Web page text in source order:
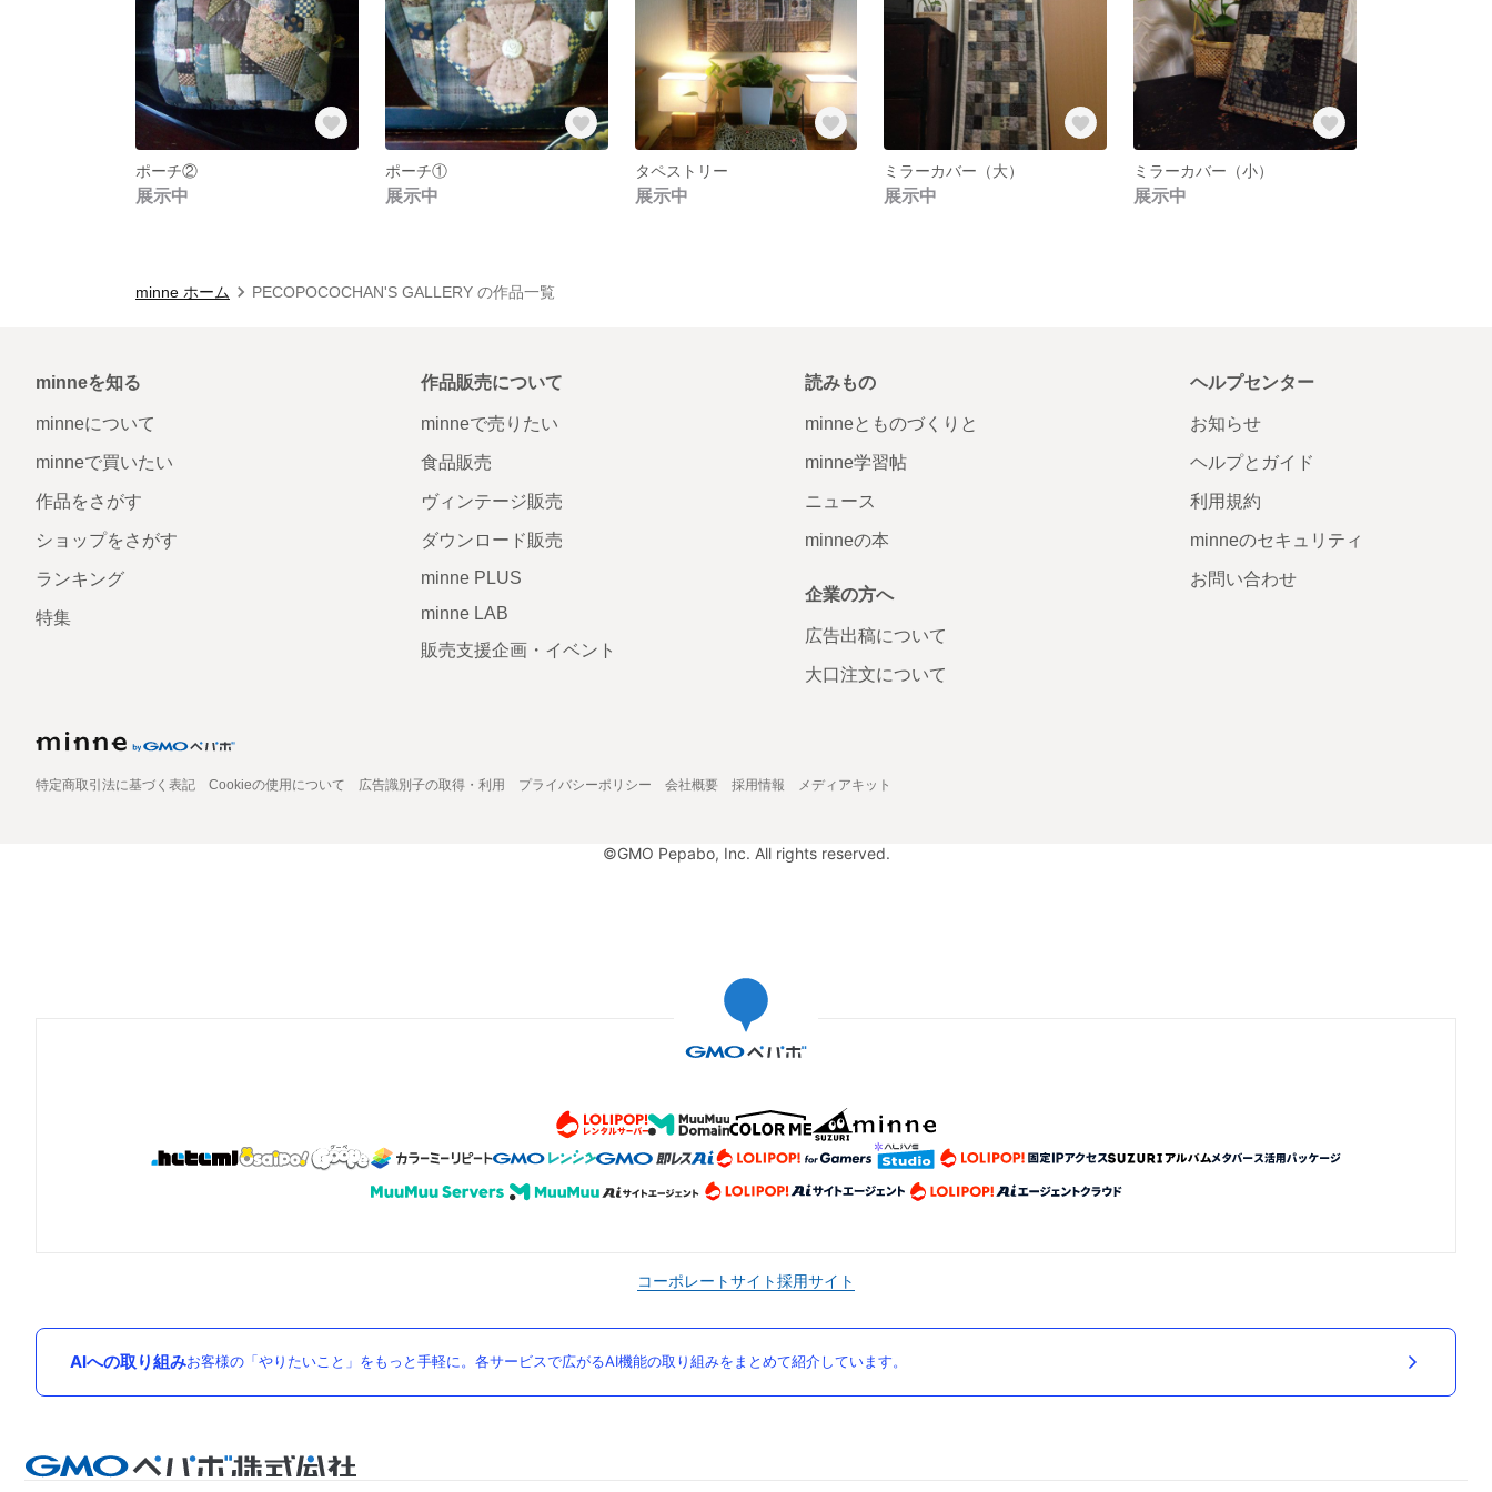
ポーチ②
展示中
ポーチ①
展示中
タペストリー
展示中
ミラーカバー（大）
展示中
ミラーカバー（小）
展示中
minne ホーム PECOPOCOCHAN'S GALLERY の作品一覧
minneを知る
minneについて
minneで買いたい
作品をさがす
ショップをさがす
ランキング
特集
作品販売について
minneで売りたい
食品販売
ヴィンテージ販売
ダウンロード販売
minne PLUS
minne LAB
販売支援企画・イベント
読みもの
minneとものづくりと
minne学習帖
ニュース
minneの本
企業の方へ
広告出稿について
大口注文について
ヘルプセンター
お知らせ
ヘルプとガイド
利用規約
minneのセキュリティ
お問い合わせ
特定商取引法に基づく表記 Cookieの使用について 広告識別子の取得・利用 プライバシーポリシー 会社概要 採用情報 メディアキット
©GMO Pepabo, Inc. All rights reserved.
コーポレートサイト採用サイト
AIへの取り組みお客様の「やりたいこと」をもっと手軽に。各サービスで広がるAI機能の取り組みをまとめて紹介しています。